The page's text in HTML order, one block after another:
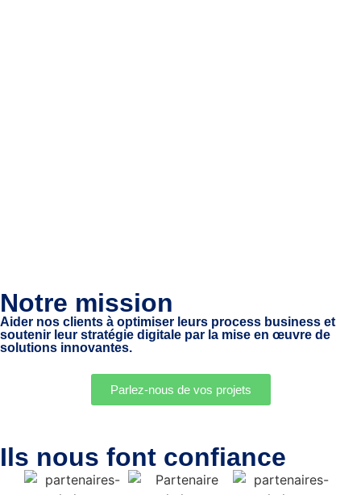
Notre mission
Aider nos clients à optimiser leurs process business et
soutenir leur stratégie digitale par la mise en œuvre de
solutions innovantes.
Parlez-nous de vos projets
Ils nous font confiance